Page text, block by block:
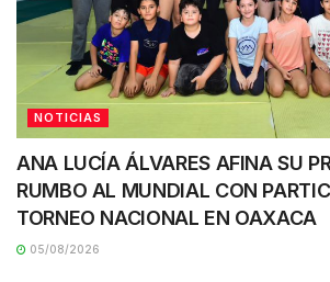
NOTICIAS
ANA LUCÍA ÁLVARES AFINA SU
RUMBO AL MUNDIAL CON
TORNEO NACIONAL EN OAXACA
05/08/2026